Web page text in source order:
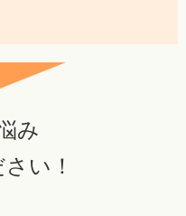
み
い！